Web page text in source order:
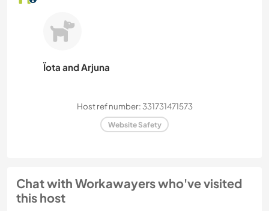
Ïota and Arjuna
Host ref number: 331731471573
Website Safety
Chat with Workawayers who've visited
this host